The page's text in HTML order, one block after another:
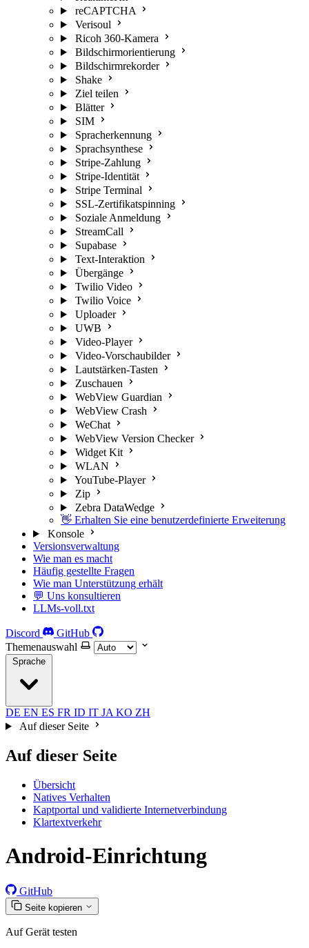
reCAPTCHA
Verisoul
Ricoh 360-Kamera
Bildschirmorientierung
Bildschirmrekorder
Shake
Ziel teilen
Blätter
SIM
Spracherkennung
Sprachsynthese
Stripe-Zahlung
Stripe-Identität
Stripe Terminal
SSL-Zertifikatspinning
Soziale Anmeldung
StreamCall
Supabase
Text-Interaktion
Übergänge
Twilio Video
Twilio Voice
Uploader
UWB
Video-Player
Video-Vorschaubilder
Lautstärken-Tasten
Zuschauen
WebView Guardian
WebView Crash
WeChat
WebView Version Checker
Widget Kit
WLAN
YouTube-Player
Zip
Zebra DataWedge
👋 Erhalten Sie eine benutzerdefinierte Erweiterung
Konsole
Versionsverwaltung
Wie man es macht
Häufig gestellte Fragen
Wie man Unterstützung erhält
💬 Uns konsultieren
LLMs-voll.txt
Discord
GitHub
Themenauswahl
Sprache
DE EN ES FR ID IT JA KO ZH
Auf dieser Seite
Auf dieser Seite
Übersicht
Natives Verhalten
Kaptportal und validierte Internetverbindung
Klartextverkehr
Android-Einrichtung
GitHub
Seite kopieren
Auf Gerät testen